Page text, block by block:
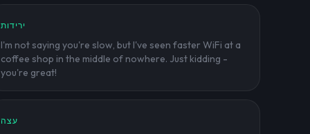
ירידות
I'm not saying you're slow, but I've seen faster WiFi at a
coffee shop in the middle of nowhere. Just kidding -
you're great!
עצה